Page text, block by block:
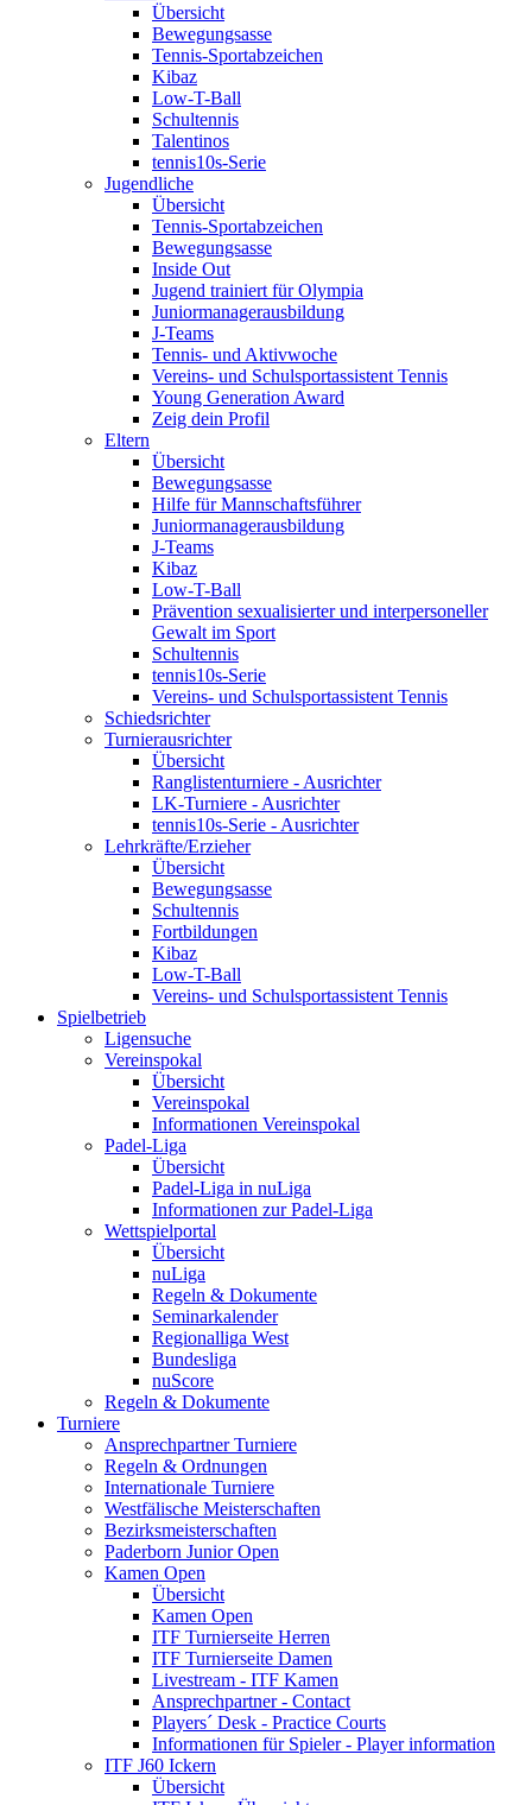
Übersicht
Bewegungsasse
Tennis-Sportabzeichen
Kibaz
Low-T-Ball
Schultennis
Talentinos
tennis10s-Serie
Jugendliche
Übersicht
Tennis-Sportabzeichen
Bewegungsasse
Inside Out
Jugend trainiert für Olympia
Juniormanagerausbildung
J-Teams
Tennis- und Aktivwoche
Vereins- und Schulsportassistent Tennis
Young Generation Award
Zeig dein Profil
Eltern
Übersicht
Bewegungsasse
Hilfe für Mannschaftsführer
Juniormanagerausbildung
J-Teams
Kibaz
Low-T-Ball
Prävention sexualisierter und interpersoneller
Gewalt im Sport
Schultennis
tennis10s-Serie
Vereins- und Schulsportassistent Tennis
Schiedsrichter
Turnierausrichter
Übersicht
Ranglistenturniere - Ausrichter
LK-Turniere - Ausrichter
tennis10s-Serie - Ausrichter
Lehrkräfte/Erzieher
Übersicht
Bewegungsasse
Schultennis
Fortbildungen
Kibaz
Low-T-Ball
Vereins- und Schulsportassistent Tennis
Spielbetrieb
Ligensuche
Vereinspokal
Übersicht
Vereinspokal
Informationen Vereinspokal
Padel-Liga
Übersicht
Padel-Liga in nuLiga
Informationen zur Padel-Liga
Wettspielportal
Übersicht
nuLiga
Regeln & Dokumente
Seminarkalender
Regionalliga West
Bundesliga
nuScore
Regeln & Dokumente
Turniere
Ansprechpartner Turniere
Regeln & Ordnungen
Internationale Turniere
Westfälische Meisterschaften
Bezirksmeisterschaften
Paderborn Junior Open
Kamen Open
Übersicht
Kamen Open
ITF Turnierseite Herren
ITF Turnierseite Damen
Livestream - ITF Kamen
Ansprechpartner - Contact
Players´ Desk - Practice Courts
Informationen für Spieler - Player information
ITF J60 Ickern
Übersicht